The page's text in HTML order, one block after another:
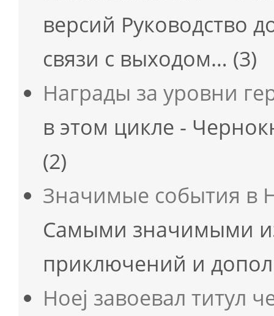
версий Руководство
связи с выходом… (3)
Награды за уровни
в этом цикле -
(2)
Значимые события в
Самыми значимыми
приключений и
Hoej завоевал титул